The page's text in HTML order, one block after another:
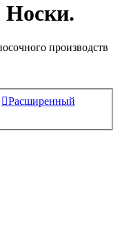
Носки.
производств
Расширенный